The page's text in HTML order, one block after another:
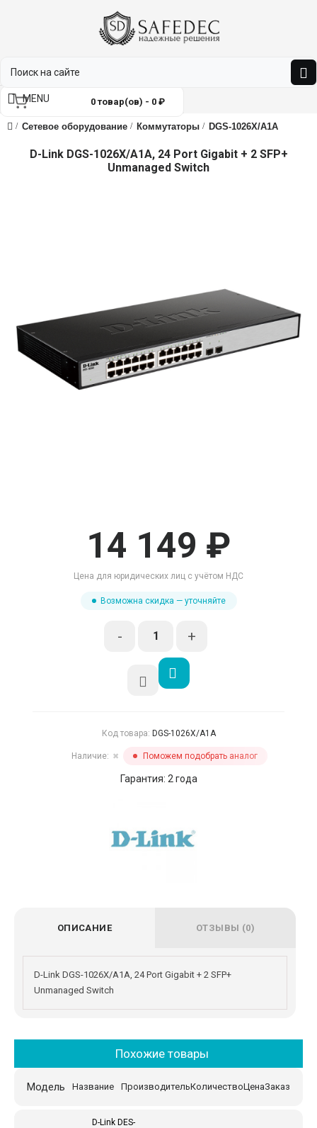
0 товар(ов) - 0 ₽
MENU
Сетевое оборудование Коммутаторы DGS-1026X/A1A
D-Link DGS-1026X/A1A, 24 Port Gigabit + 2 SFP+
Unmanaged Switch
ОПИСАНИЕ ОТЗЫВЫ (0)
D-Link DGS-1026X/A1A, 24 Port Gigabit + 2 SFP+
Unmanaged Switch
14 149 ₽
Цена для юридических лиц с учётом НДС
Возможна скидка — уточняйте
- +
Код товара: DGS-1026X/A1A
Наличие: ✖ Поможем подобрать аналог
Гарантия: 2 года
Похожие товары
Название Производитель
Модель КоличествоЦенаЗаказ
D-Link DES-